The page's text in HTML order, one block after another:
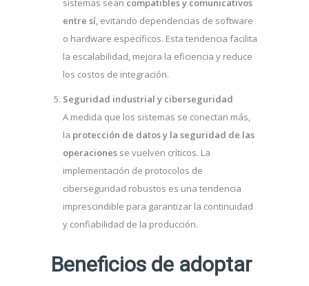
sistemas sean compatibles y comunicativos
entre sí, evitando dependencias de software
o hardware específicos. Esta tendencia facilita
la escalabilidad, mejora la eficiencia y reduce
los costos de integración.
Seguridad industrial y ciberseguridad
A medida que los sistemas se conectan más,
la protección de datos y la seguridad de las
operacionesse vuelven críticos. La
implementación de protocolos de
ciberseguridad robustos es una tendencia
imprescindible para garantizar la continuidad
y confiabilidad de la producción.
Beneficios de adoptar